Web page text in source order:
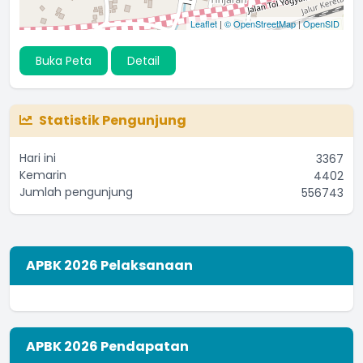
Leaflet | © OpenStreetMap|OpenSID
Buka Peta Detail
Statistik Pengunjung
Hari ini
3367
Kemarin
4402
Jumlah pengunjung
556743
APBK 2026 Pelaksanaan
APBK 2026 Pendapatan